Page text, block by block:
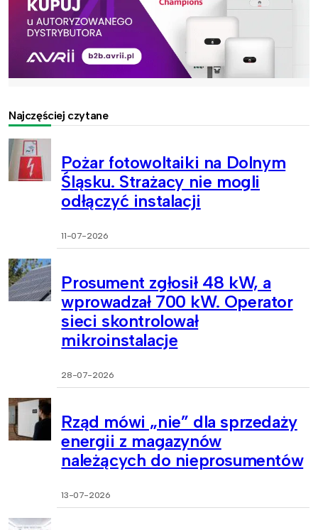
Najczęściej czytane
Pożar fotowoltaiki na Dolnym
Śląsku. Strażacy nie mogli
odłączyć instalacji
11-07-2026
Prosument zgłosił 48 kW, a
wprowadzał 700 kW. Operator
sieci skontrolował
mikroinstalacje
28-07-2026
Rząd mówi „nie” dla sprzedaży
energii z magazynów
należących do nieprosumentów
13-07-2026